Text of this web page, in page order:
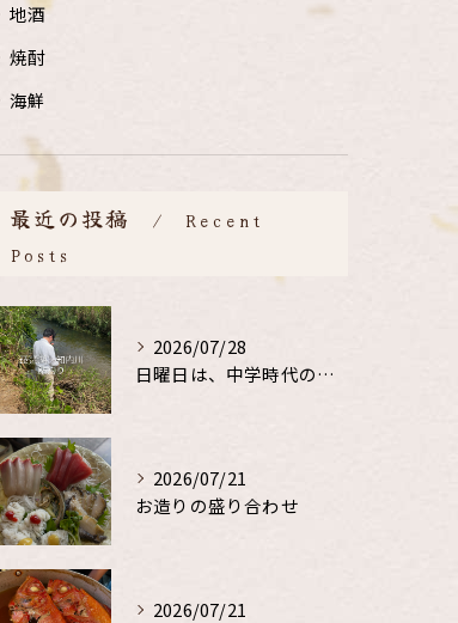
地酒
焼酎
海鮮
最近の投稿
Recent
Posts
2026/07/28
日曜日は、中学時代の、同級生と鮎釣り
2026/07/21
お造りの盛り合わせ
2026/07/21